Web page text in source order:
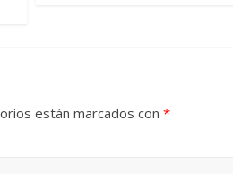
están marcados con *